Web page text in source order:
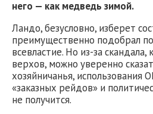
него — как медведь зимой.
Ландо, безусловно, изберет
преимущественно подобрал
всевластие. Но из-за
верхов, можно уверенно
хозяйничанья, использования
«заказных рейдов» и
не получится.